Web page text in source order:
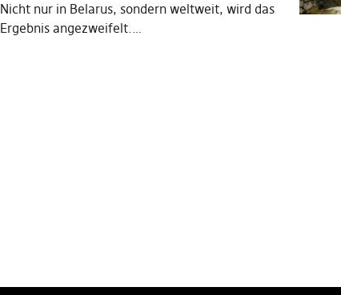
Nicht nur in Belarus, sondern weltweit, wird das
Ergebnis angezweifelt.…